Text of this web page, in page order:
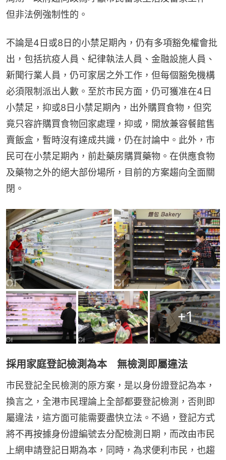
但非法例強制性的。
不論是4日或8日的小禁足期內，仍有多項豁免權會批
出，包括抗疫人員、紀律執法人員、金融設施人員、
新聞行業人員，仍可家居之外工作，但每個豁免機構
必須限制派出人數。至於市民方面，仍可獲准在4日
小禁足，抑或8日小禁足期內，出外購買食物，但究
竟只容許購買食物回家處理，抑或，開放兼容餐館售
賣飯盒，暫時沒有達成共識，仍在討論中。此外，市
民可在小禁足期內，前赴藥房購買藥物。在供應食物
及藥物之外的絕大部份場所，目前的方案趨向全面關
閉。
+1
採用家庭登記檢測為本 無檢測即屬違法
市民登記全民檢測的原方案，是以身份證登記為本，
換言之，全港市民理論上全部都要登記檢測，否則即
屬違法，這方面可能需要盡快立法。不過，登記方式
將不再按據身份證編號去分配檢測日期，而改由市民
上網申請登記日期為本，同時，為求便利市民，也趨